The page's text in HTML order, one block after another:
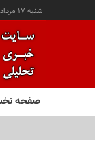
شنبه ۱۷ مرداد ۱۴۰۵
صفحه